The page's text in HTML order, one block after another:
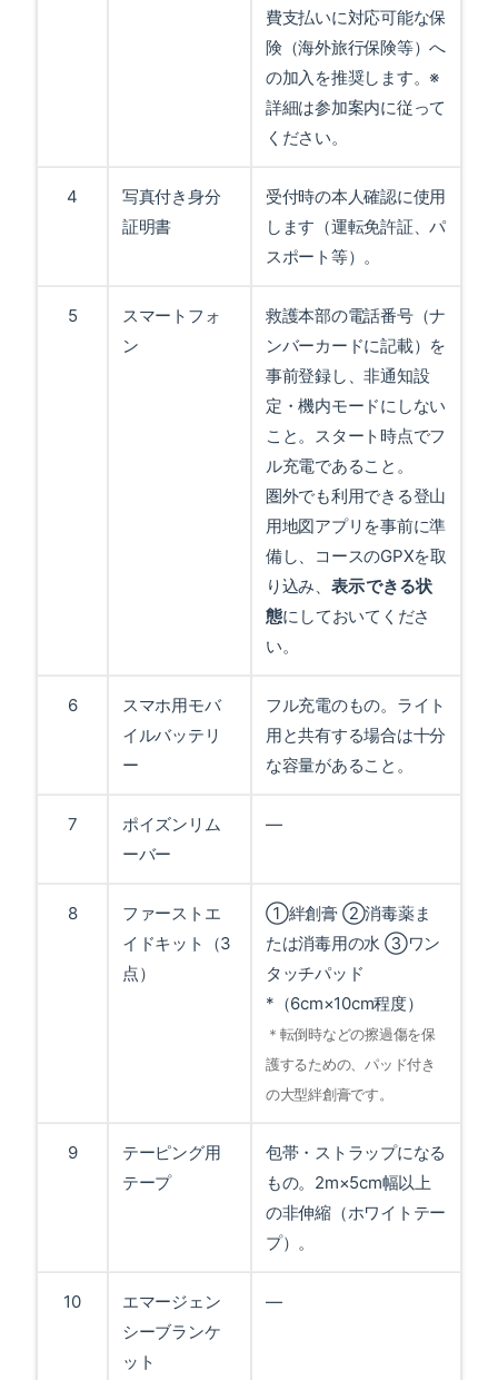
費支払いに対応可能な保
険（海外旅行保険等）へ
の加入を推奨します。※
詳細は参加案内に従って
ください。
4
写真付き身分
証明書
受付時の本人確認に使用
します（運転免許証、パ
スポート等）。
5
スマートフォ
ン
救護本部の電話番号（ナ
ンバーカードに記載）を
事前登録し、非通知設
定・機内モードにしない
こと。スタート時点でフ
ル充電であること。
圏外でも利用できる登山
用地図アプリを事前に準
備し、コースのGPXを取
り込み、 表示できる状
態にしておいてくださ
い。
6
スマホ用モバ
イルバッテリ
ー
フル充電のもの。ライト
用と共有する場合は十分
な容量があること。
7
ポイズンリム
ーバー
—
8
ファーストエ
イドキット（3
点）
①絆創膏 ②消毒薬ま
たは消毒用の水 ③ワン
タッチパッド
*（6cm×10cm程度）
＊転倒時などの擦過傷を保
護するための、パッド付き
の大型絆創膏です。
9
テーピング用
テープ
包帯・ストラップになる
もの。2m×5cm幅以上
の非伸縮（ホワイトテー
プ）。
10
エマージェン
シーブランケ
ット
—